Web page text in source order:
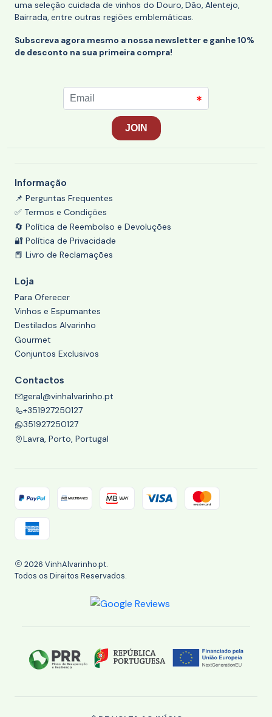
uma seleção cuidada de vinhos do Douro, Dão, Alentejo,
Bairrada, entre outras regiões emblemáticas.
Subscreva agora mesmo a nossa newsletter e ganhe 10%
de desconto na sua primeira compra!
Informação
📌 Perguntas Frequentes
✅ Termos e Condições
🔄 Política de Reembolso e Devoluções
🔐 Política de Privacidade
📕 Livro de Reclamações
Loja
Para Oferecer
Vinhos e Espumantes
Destilados Alvarinho
Gourmet
Conjuntos Exclusivos
Contactos
geral@vinhalvarinho.pt
+351927250127
351927250127
Lavra, Porto, Portugal
2026 VinhAlvarinho.pt.
Todos os Direitos Reservados.